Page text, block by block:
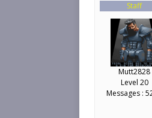
Staff
Mutt2828
Level 20
Messages :